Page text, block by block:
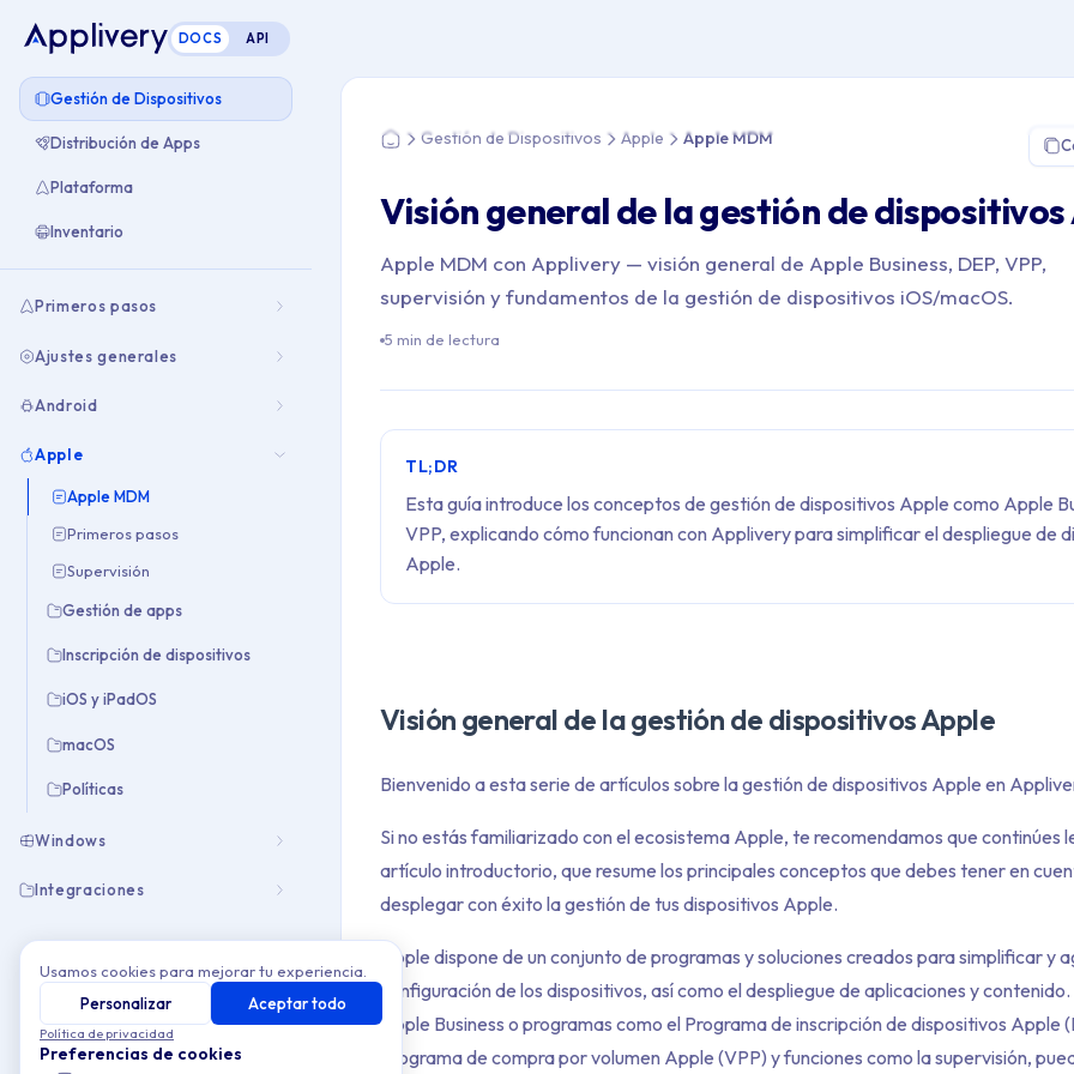
DOCS API
Gestión de Dispositivos
Distribución de Apps
Plataforma
Inventario
Primeros pasos
Ajustes generales
Android
Apple
Apple MDM
Primeros pasos
Supervisión
Gestión de apps
Inscripción de dispositivos
iOS y iPadOS
macOS
Políticas
Windows
Integraciones
HomeGestión de Dispositivos Apple Apple MDM
Visión general de la gestión de
Apple MDM con Applivery — visión general de Apple Business, DEP, VPP,
supervisión y fundamentos de la gestión de dispositivos iOS/macOS.
5 min de lectura
TL;DR
Esta guía introduce los conceptos de gestión de dispositivos Apple como Apple
VPP, explicando cómo funcionan con Applivery para simplificar el despliegue de
Apple.
Visión general de la gestión de dispositivos Apple
Bienvenido a esta serie de artículos sobre la gestión de dispositivos Apple en
Si no estás familiarizado con el ecosistema Apple, te recomendamos que continúes
artículo introductorio, que resume los principales conceptos que debes tener en
desplegar con éxito la gestión de tus dispositivos Apple.
Apple dispone de un conjunto de programas y soluciones creados para simplificar y
configuración de los dispositivos, así como el despliegue de aplicaciones y contenido.
Apple Business o programas como el Programa de inscripción de dispositivos Apple
Programa de compra por volumen Apple (VPP) y funciones como la supervisión,
Usamos cookies para mejorar tu experiencia.
Personalizar
Aceptar todo
Política de privacidad
Preferencias de cookies